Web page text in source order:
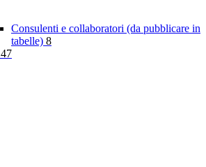
Consulenti e collaboratori (da pubblicare in
tabelle) 8
47